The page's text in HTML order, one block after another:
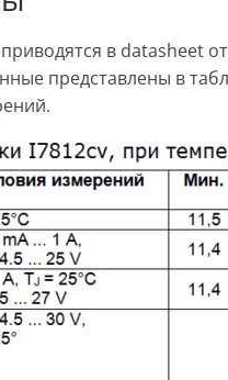
в datasheet
представлены в